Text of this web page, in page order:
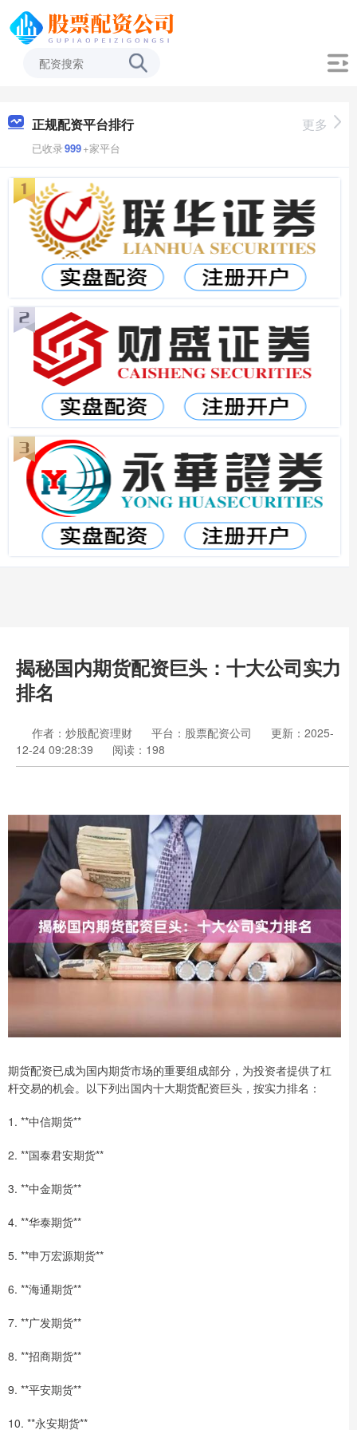
正规配资平台排行
已收录999+家平台
更多
揭秘国内期货配资巨头：十大公司实力
排名
作者：炒股配资理财 平台：股票配资公司
更新：2025-
12-24 09:28:39
阅读：198
期货配资已成为国内期货市场的重要组成部分，为投资者提供了杠
杆交易的机会。以下列出国内十大期货配资巨头，按实力排名：
1. **中信期货**
2. **国泰君安期货**
3. **中金期货**
4. **华泰期货**
5. **申万宏源期货**
6. **海通期货**
7. **广发期货**
8. **招商期货**
9. **平安期货**
10. **永安期货**